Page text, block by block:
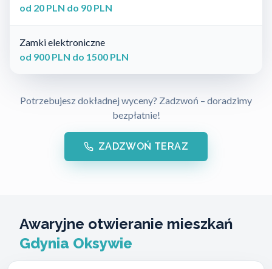
od 20 PLN do 90 PLN
Zamki elektroniczne
od 900 PLN do 1500 PLN
Potrzebujesz dokładnej wyceny? Zadzwoń – doradzimy
bezpłatnie!
ZADZWOŃ TERAZ
Awaryjne otwieranie mieszkań
Gdynia Oksywie